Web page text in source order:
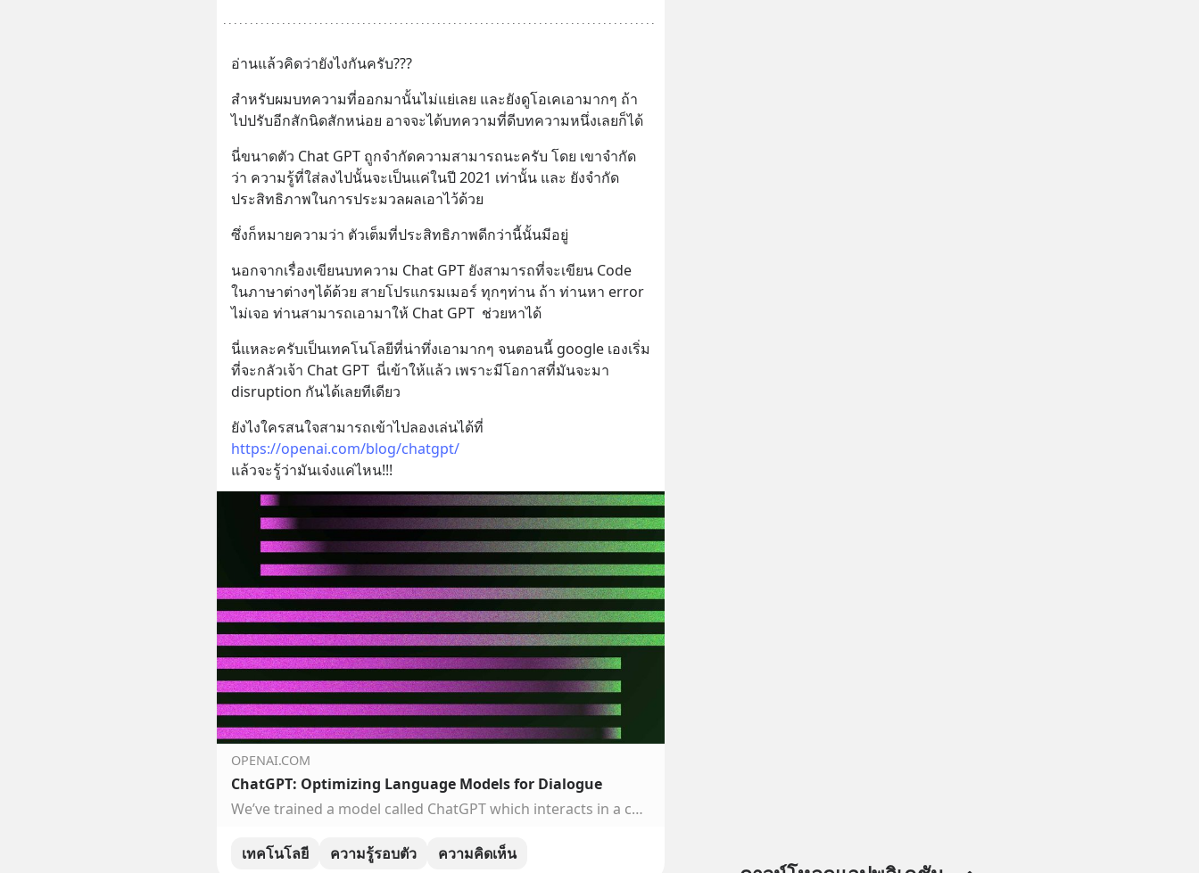
อ่านแล้วคิดว่ายังไงกันครับ???
สำหรับผมบทความที่ออกมานั้นไม่แย่เลย และยังดูโอเคเอามากๆ ถ้า
ไปปรับอีกสักนิดสักหน่อย อาจจะได้บทความที่ดีบทความหนึ่งเลยก็ได้
นี่ขนาดตัว Chat GPT ถูกจำกัดความสามารถนะครับ โดย เขาจำกัด
ว่า ความรู้ที่ใส่ลงไปนั้นจะเป็นแค่ในปี 2021 เท่านั้น และ ยังจำกัด
ประสิทธิภาพในการประมวลผลเอาไว้ด้วย
ซึ่งก็หมายความว่า ตัวเต็มที่ประสิทธิภาพดีกว่านี้นั้นมีอยู่
นอกจากเรื่องเขียนบทความ Chat GPT ยังสามารถที่จะเขียน Code
ในภาษาต่างๆได้ด้วย สายโปรแกรมเมอร์ ทุกๆท่าน ถ้า ท่านหา error
ไม่เจอ ท่านสามารถเอามาให้ Chat GPT  ช่วยหาได้
นี่แหละครับเป็นเทคโนโลยีที่น่าทึ่งเอามากๆ จนตอนนี้ google เองเริ่ม
ที่จะกลัวเจ้า Chat GPT  นี่เข้าให้แล้ว เพราะมีโอกาสที่มันจะมา
disruption กันได้เลยทีเดียว
https://openai.com/blog/chatgpt/
แล้วจะรู้ว่ามันเจ๋งแค่ไหน!!!
OPENAI.COM
ChatGPT: Optimizing Language Models for Dialogue
We’ve trained a model called ChatGPT which interacts in a conversational way. The dialogue format makes it possible for ChatGPT to answer followup questions, admit its mistakes, challenge incorrect premises, and reject inappropriate requests. ChatGPT is a sibling model to InstructGPT, which is train…
เทคโนโลยี ความรู้รอบตัว ความคิดเห็น